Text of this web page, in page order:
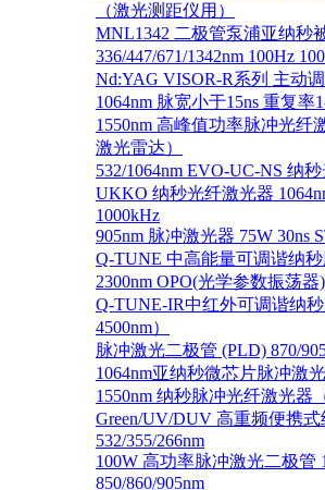
（激光测距仪用）
MNL1342 二极管泵浦亚纳秒
336/447/671/1342nm 100Hz
Nd:YAG VISOR-R系列 主动
1064nm 脉宽小于15ns 重复率
1550nm 高峰值功率脉冲光纤
激光雷达）
532/1064nm EVO-UC-NS 纳
UKKO 纳秒光纤激光器
1000kHz
905nm 脉冲激光器 75W 30ns
Q-TUNE 中高能量可调谐纳
2300nm OPO(光学参数振荡器)
Q-TUNE-IR中红外可调谐纳
4500nm）
脉冲激光二极管 (PLD) 870/
1064nm亚纳秒微芯片脉冲激
1550nm 纳秒脉冲光纤激光器
Green/UV/DUV 高重频便携
532/355/266nm
100W 高功率脉冲激光二极管
850/860/905nm